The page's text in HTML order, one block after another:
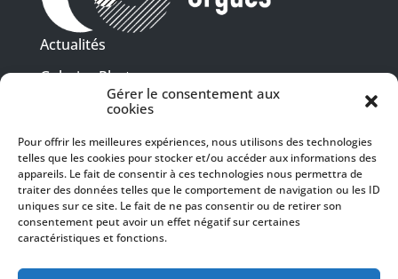
Gérer le consentement aux
cookies
Pour offrir les meilleures expériences, nous utilisons des technologies
telles que les cookies pour stocker et/ou accéder aux informations des
appareils. Le fait de consentir à ces technologies nous permettra de
traiter des données telles que le comportement de navigation ou les ID
uniques sur ce site. Le fait de ne pas consentir ou de retirer son
consentement peut avoir un effet négatif sur certaines
caractéristiques et fonctions.
Actualités
Galeries Photos
Vidéothèque
Presse
Programme PDF
Billetterie
Recrutement
Mentions légales